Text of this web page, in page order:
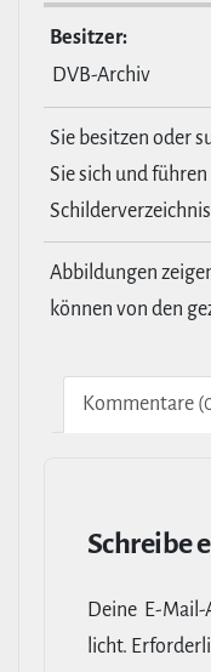
Besitzer:
DVB-Archiv
Sie besitzen oder
Sie sich und
Abbildungen
können von den
Kom­men­tare
Schreibe
Deine
licht.